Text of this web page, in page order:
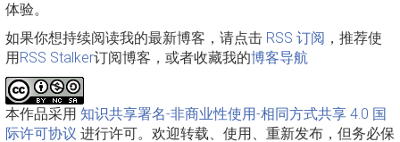
体验。
如果你想持续阅读我的最新博客，请点击 RSS 订阅 ，推荐使
用RSS Stalker订阅博客，或者收藏我的博客导航
本作品采用 知识共享署名-非商业性使用-相同方式共享 4.0 国
际许可协议 进行许可。欢迎转载、使用、重新发布，但务必保